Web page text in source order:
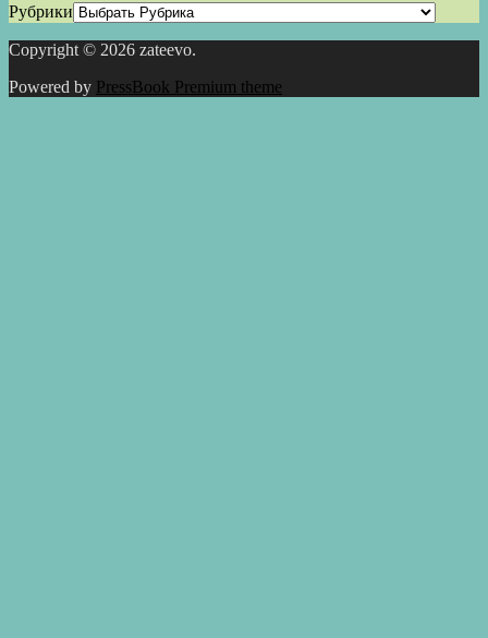
Рубрики
Copyright © 2026 zateevo.
Powered by PressBook Premium theme